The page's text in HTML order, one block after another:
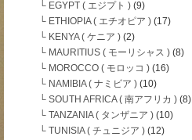
└ EGYPT ( エジプト ) (9)
└ ETHIOPIA ( エチオピア ) (17)
└ KENYA ( ケニア ) (2)
└ MAURITIUS ( モーリシャス ) (8)
└ MOROCCO ( モロッコ ) (16)
└ NAMIBIA ( ナミビア ) (10)
└ SOUTH AFRICA ( 南アフリカ ) (8)
└ TANZANIA ( タンザニア ) (10)
└ TUNISIA ( チュニジア ) (12)